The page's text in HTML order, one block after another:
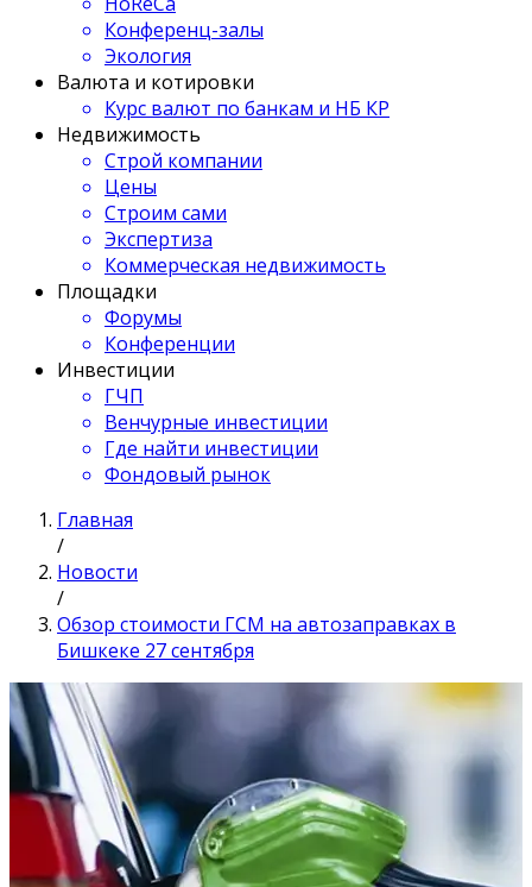
Конференц-залы
Экология
Валюта и котировки
Курс валют по банкам и НБ КР
Недвижимость
Строй компании
Цены
Строим сами
Экспертиза
Коммерческая недвижимость
Площадки
Форумы
Конференции
Инвестиции
ГЧП
Венчурные инвестиции
Где найти инвестиции
Фондовый рынок
Главная
/
Новости
/
Обзор стоимости ГСМ на автозаправках в
Бишкеке 27 сентября